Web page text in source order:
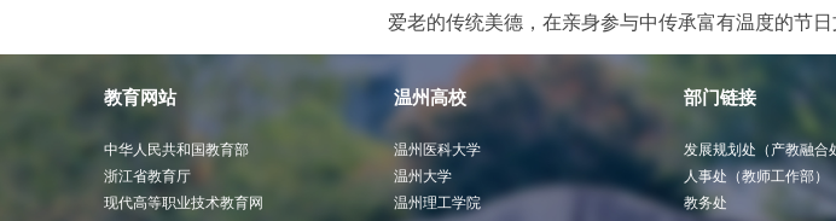
爱老的传统美德，在亲身参与中传承富有温度的节日
教育网站
中华人民共和国教育部
浙江省教育厅
现代高等职业技术教育网
温州高校
温州医科大学
温州大学
温州理工学院
部门链接
发展规划处（产教融合
人事处（教师工作部）
教务处